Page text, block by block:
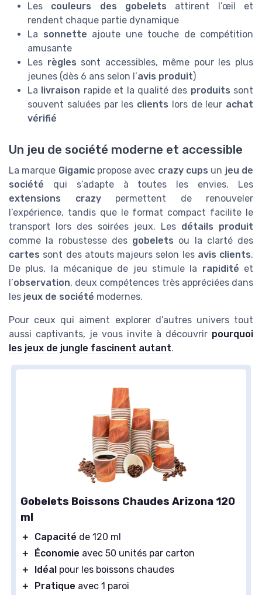
Les couleurs des gobelets attirent l’œil et
rendent chaque partie dynamique
La sonnette ajoute une touche de compétition
amusante
Les règles sont accessibles, même pour les plus
jeunes (dès 6 ans selon l’avis produit)
La livraison rapide et la qualité des produits sont
souvent saluées par les clients lors de leur achat
vérifié
Un jeu de société moderne et accessible
La marque Gigamicpropose avec crazy cups un jeu de
société qui s’adapte à toutes les envies. Les
extensions crazypermettent de renouveler
l’expérience, tandis que le format compact facilite le
transport lors des soirées jeux. Les détails produit
comme la robustesse des gobelets ou la clarté des
cartes sont des atouts majeurs selon les avis clients.
De plus, la mécanique de jeu stimule la rapidité et
l’observation, deux compétences très appréciées dans
les jeux de société modernes.
Pour ceux qui aiment explorer d’autres univers tout
aussi captivants, je vous invite à découvrir pourquoi
les jeux de jungle fascinent autant.
Gobelets Boissons Chaudes Arizona 120
ml
＋ Capacité de 120 ml
＋
Économie avec 50 unités par carton
＋
Idéal pour les boissons chaudes
＋
Pratique avec 1 paroi